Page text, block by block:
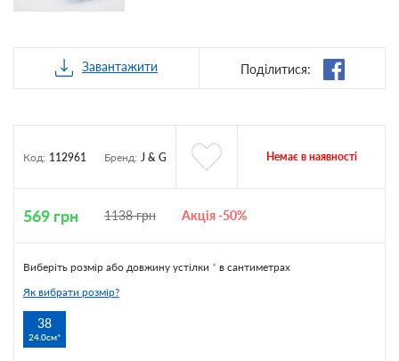
Завантажити Поділитися:
Код: 112961 Бренд: J & G Немає в наявності
569 грн 1138грн Акція -50%
Виберіть розмір або довжину устілки * в сантиметрах
Як вибрати розмір?
38
24.0см